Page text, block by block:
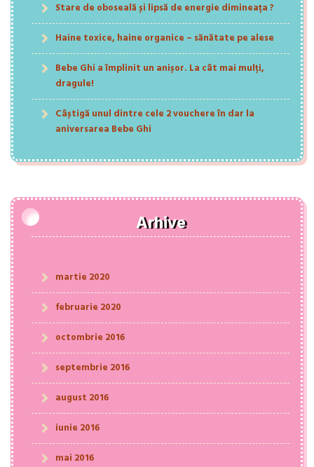
Stare de oboseală și lipsă de energie dimineața ?
Haine toxice, haine organice – sănătate pe alese
Bebe Ghi a împlinit un anișor. La cât mai mulți,
dragule!
Câștigă unul dintre cele 2 vouchere în dar la
aniversarea Bebe Ghi
Arhive
martie 2020
februarie 2020
octombrie 2016
septembrie 2016
august 2016
iunie 2016
mai 2016